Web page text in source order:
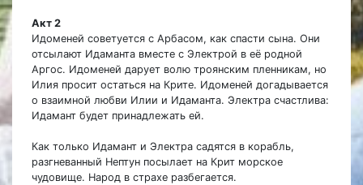
Акт 2
Идоменей советуется с Арбасом, как спасти сына. Они
отсылают Идаманта вместе с Электрой в её родной
Аргос. Идоменей дарует волю троянским пленникам, но
Илия просит остаться на Крите. Идоменей догадывается
о взаимной любви Илии и Идаманта. Электра счастлива:
Идамант будет принадлежать ей.
Как только Идамант и Электра садятся в корабль,
разгневанный Нептун посылает на Крит морское
чудовище. Народ в страхе разбегается.